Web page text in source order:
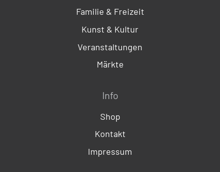
Familie & Freizeit
Kunst & Kultur
Veranstaltungen
Märkte
Info
Shop
Kontakt
Impressum